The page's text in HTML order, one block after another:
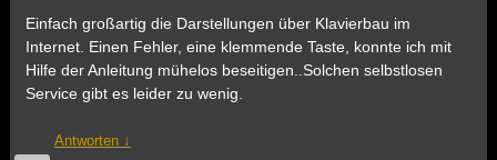
Einfach großartig die Darstellungen über Klavierbau im
Internet. Einen Fehler, eine klemmende Taste, konnte ich mit
Hilfe der Anleitung mühelos beseitigen..Solchen selbstlosen
Service gibt es leider zu wenig.
Antworten ↓